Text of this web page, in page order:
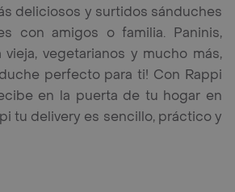
deliciosos y surtidos sánduches
con amigos o familia. Paninis,
vieja, vegetarianos y mucho más,
perfecto para ti! Con Rappi
en la puerta de tu hogar en
tu delivery es sencillo, práctico y